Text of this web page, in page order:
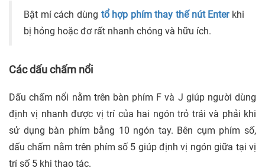
Bật mí cách dùng tổ hợp phím thay thế nút Enterkhi
bị hỏng hoặc đơ rất nhanh chóng và hữu ích.
Các dấu chấm nổi
Dấu chấm nổi nằm trên bàn phím F và J giúp người dùng
định vị nhanh được vị trí của hai ngón trỏ trái và phải khi
sử dụng bàn phím bằng 10 ngón tay. Bên cụm phím số,
dấu chấm nằm trên phím số 5 giúp định vị ngón giữa tại vị
trí số 5 khi thao tác.